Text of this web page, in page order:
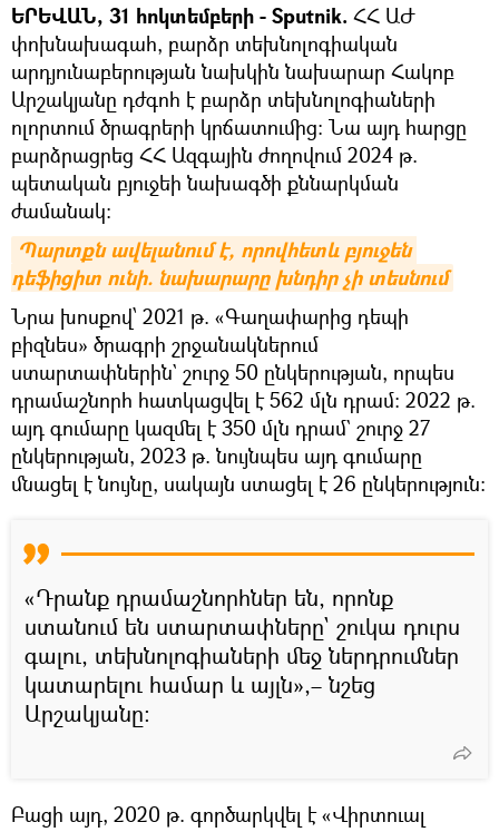
ԵՐԵՎԱՆ, 31 հոկտեմբերի - Sputnik. ՀՀ ԱԺ
փոխնախագահ, բարձր տեխնոլոգիական
արդյունաբերության նախկին նախարար Հակոբ
Արշակյանը դժգոհ է բարձր տեխնոլոգիաների
ոլորտում ծրագրերի կրճատումից: Նա այդ հարցը
բարձրացրեց ՀՀ Ազգային ժողովում 2024 թ.
պետական բյուջեի նախագծի քննարկման
ժամանակ։
Պարտքն ավելանում է, որովհետև բյուջեն
դեֆիցիտ ունի. նախարարը խնդիր չի տեսնում
Նրա խոսքով՝ 2021 թ. «Գաղափարից դեպի
բիզնես» ծրագրի շրջանակներում
ստարտափներին` շուրջ 50 ընկերության, որպես
դրամաշնորհ հատկացվել է 562 մլն դրամ։ 2022 թ.
այդ գումարը կազմել է 350 մլն դրամ` շուրջ 27
ընկերության, 2023 թ. նույնպես այդ գումարը
մնացել է նույնը, սակայն ստացել է 26 ընկերություն։
«Դրանք դրամաշնորհներ են, որոնք
ստանում են ստարտափները` շուկա դուրս
գալու, տեխնոլոգիաների մեջ ներդրումներ
կատարելու համար և այլն»,– նշեց
Արշակյանը:
Բացի այդ, 2020 թ. գործարկվել է «Վիրտուալ